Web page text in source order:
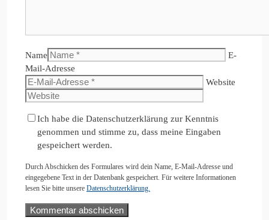
Name
E-
Mail-Adresse
Website
Ich habe die Datenschutzerklärung zur Kenntnis
genommen und stimme zu, dass meine Eingaben
gespeichert werden.
Durch Abschicken des Formulares wird dein Name, E-Mail-Adresse und
eingegebene Text in der Datenbank gespeichert. Für weitere Informationen
lesen Sie bitte unsere Datenschutzerklärung.